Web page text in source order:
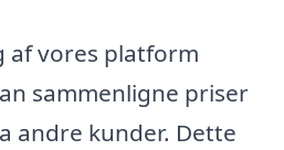
af vores platform
sammenligne priser
andre kunder. Dette